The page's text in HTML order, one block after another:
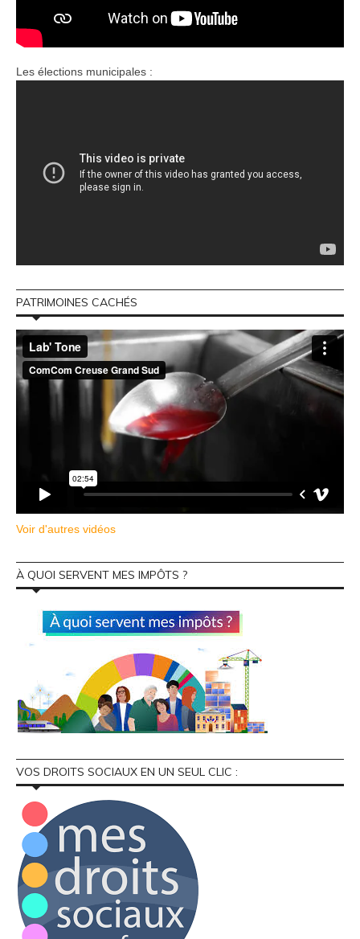
Les élections municipales :
PATRIMOINES CACHÉS
Voir d'autres vidéos
À QUOI SERVENT MES IMPÔTS ?
VOS DROITS SOCIAUX EN UN SEUL CLIC :